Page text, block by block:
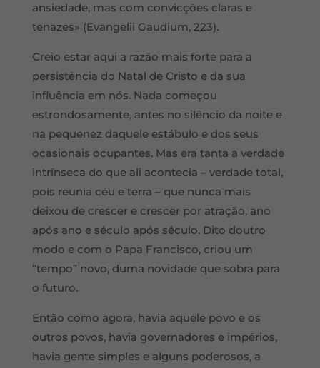
ansiedade, mas com convicções claras e
tenazes» (Evangelii Gaudium, 223).
Creio estar aqui a razão mais forte para a
persistência do Natal de Cristo e da sua
influência em nós. Nada começou
estrondosamente, antes no silêncio da noite e
na pequenez daquele estábulo e dos seus
ocasionais ocupantes. Mas era tanta a verdade
intrínseca do que ali acontecia – verdade total,
pois reunia céu e terra – que nunca mais
deixou de crescer e crescer por atração, ano
após ano e século após século. Dito doutro
modo e com o Papa Francisco, criou um
“tempo” novo, duma novidade que sobra para
o futuro.
Então como agora, havia aquele povo e os
outros povos, havia governadores e impérios,
havia gente simples e alguns poderosos, a